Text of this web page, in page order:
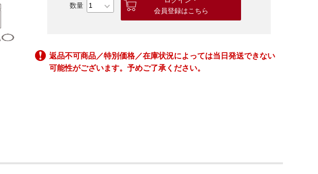
会員登録はこちら
返品不可商品／特別価格／在庫状況によっては当日発送できない
可能性がございます。予めご了承ください。